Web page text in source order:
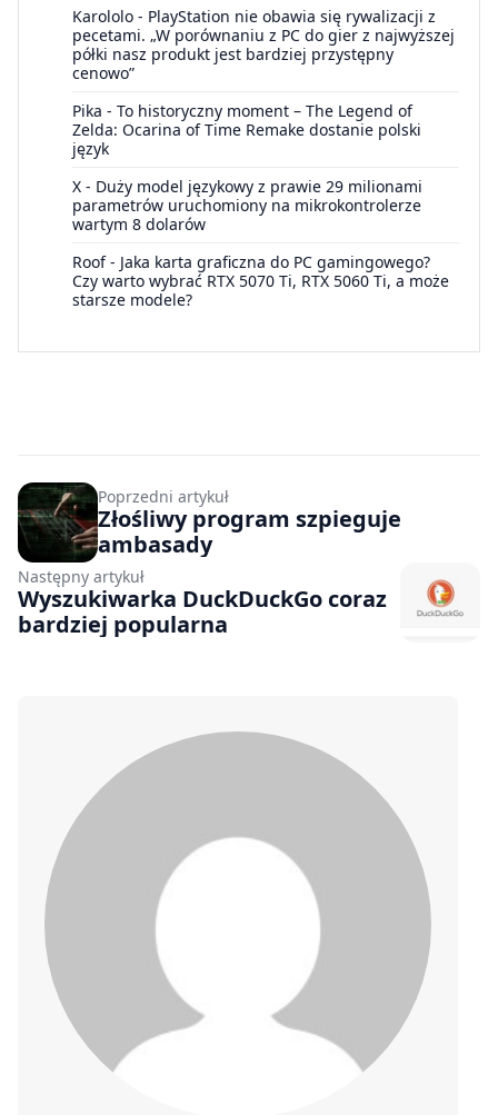
Karololo - PlayStation nie obawia się rywalizacji z
pecetami. „W porównaniu z PC do gier z najwyższej
półki nasz produkt jest bardziej przystępny
cenowo”
Pika - To historyczny moment – The Legend of
Zelda: Ocarina of Time Remake dostanie polski
język
X - Duży model językowy z prawie 29 milionami
parametrów uruchomiony na mikrokontrolerze
wartym 8 dolarów
Roof- Jaka karta graficzna do PC gamingowego?
Czy warto wybrać RTX 5070 Ti, RTX 5060 Ti, a może
starsze modele?
Poprzedni artykuł
Złośliwy program szpieguje
ambasady
Następny artykuł
Wyszukiwarka DuckDuckGo coraz
bardziej popularna